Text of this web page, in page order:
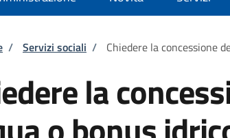
di pane
/ Servizi sociali / Chiedere la concessione
la